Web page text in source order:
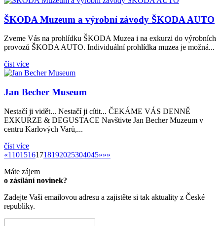
ŠKODA Muzeum a výrobní závody ŠKODA AUTO
Zveme Vás na prohlídku ŠKODA Muzea i na exkurzi do výrobních
provozů ŠKODA AUTO. Individuální prohlídka muzea je možná...
číst více
Jan Becher Museum
Nestačí ji vidět... Nestačí ji cítit... ČEKÁME VÁS DENNĚ
EXKURZE & DEGUSTACE Navštivte Jan Becher Muzeum v
centru Karlových Varů,...
číst více
««1 1015161718192025304045»»
»»
Máte zájem
o zásílání novinek?
Zadejte Vaši emailovou adresu a zajistěte si tak aktuality z České
republiky.